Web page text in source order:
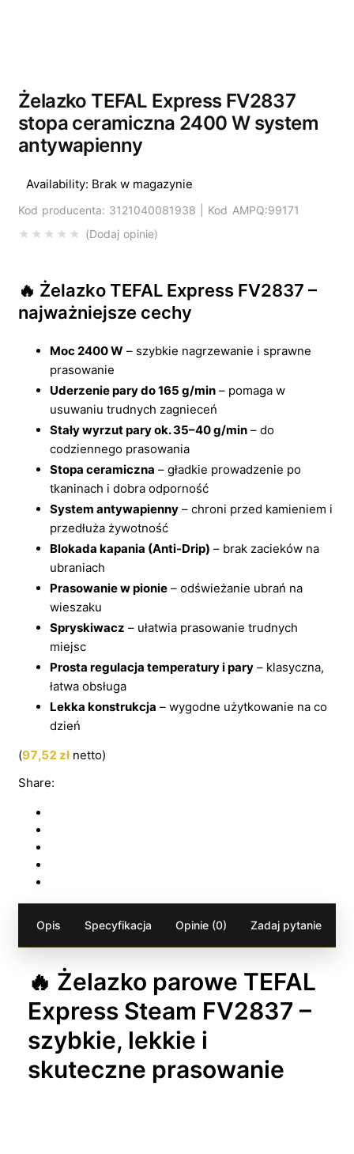
Żelazko TEFAL Express FV2837
stopa ceramiczna 2400 W system
antywapienny
Dodaj opinie
Availability: Brak w magazynie
Kod producenta: 3121040081938 | Kod AMPQ:99171
🔥 Żelazko TEFAL Express FV2837 –
najważniejsze cechy
Moc 2400 W – szybkie nagrzewanie i sprawne
prasowanie
Uderzenie pary do 165 g/min – pomaga w
usuwaniu trudnych zagnieceń
Stały wyrzut pary ok. 35–40 g/min – do
codziennego prasowania
Stopa ceramiczna – gładkie prowadzenie po
tkaninach i dobra odporność
System antywapienny – chroni przed kamieniem i
przedłuża żywotność
Blokada kapania (Anti-Drip) – brak zacieków na
ubraniach
Prasowanie w pionie – odświeżanie ubrań na
wieszaku
Spryskiwacz – ułatwia prasowanie trudnych
miejsc
Prosta regulacja temperatury i pary – klasyczna,
łatwa obsługa
Lekka konstrukcja – wygodne użytkowanie na co
dzień
(97,52 złnetto)
Share:
Opis Specyfikacja Opinie (0) Zadaj pytanie
🔥 Żelazko parowe TEFAL
Express Steam FV2837 –
szybkie, lekkie i
skuteczne prasowanie